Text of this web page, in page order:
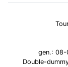
gen.:08-
Double-